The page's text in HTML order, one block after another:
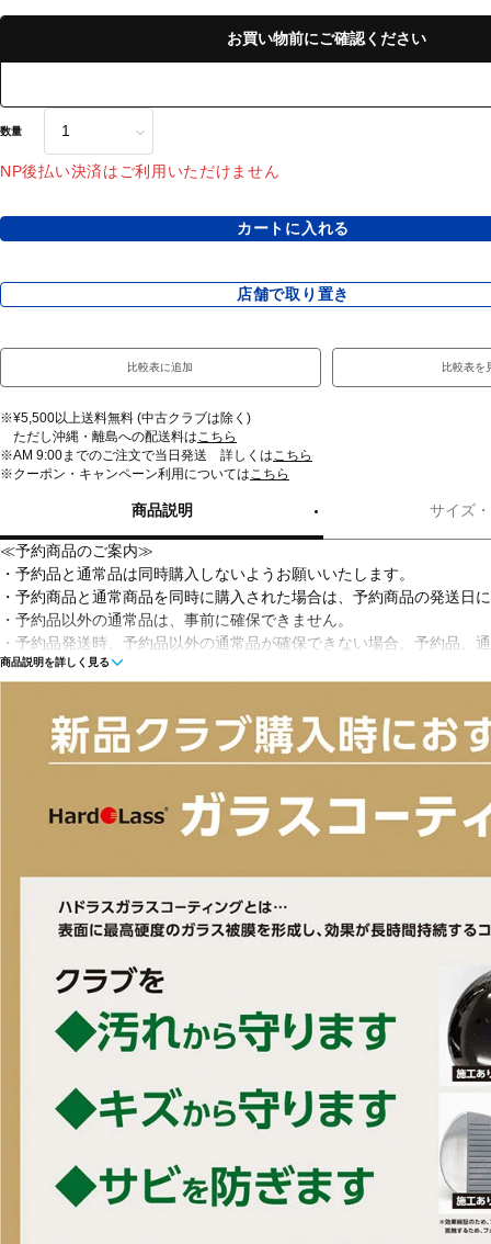
お買い物前にご確認ください
数量
NP後払い決済はご利用いただけません
カートに入れる
店舗で取り置き
比較表に追加 比較表を
※¥5,500以上送料無料 (中古クラブは除く)
ただし沖縄・離島への配送料はこちら
※AM 9:00までのご注文で当日発送 詳しくはこちら
※クーポン・キャンペーン利用についてはこちら
商品説明 サイズ
≪予約商品のご案内≫
・予約品と通常品は同時購入しないようお願いいたします。
・予約商品と通常商品を同時に購入された場合は、予約商品の発送日
・予約品以外の通常品は、事前に確保できません。
・予約品発送時、予約品以外の通常品が確保できない場合、予約品、
させていただきます。
らせいたしますのでご確認ください。
ナス一括払い」ができません。
購入時にシステム上でボーナス一括払いが選択できた場合でもキャ
【ご注文サイト】
楽天・アルペン公式オンラインストアの場合・・・夏6/15以降、冬11/
ヤフーショッピングの場合・・・・・・・・・・・夏5/31以降、冬10/
ご不便をおかけしますがあらかじめご了承の上ご注文ください。
■2025年モデル
◇証明され続けるスコッティキャメロン プレミアムパフォーマンス
◇ブレードスタイルのリングウエイト・ミッドマレットでMOIと寛容
フェースミリングテクノロジー搭載のカーボンスチール(SCS)で振動
スリムグリップ搭載6063 Aircraftアルミニウム・ソールプレートで、
置し、安定性を高める
商品説明を詳しく見る